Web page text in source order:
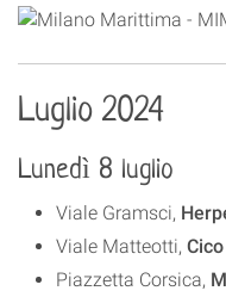
Luglio 2024
Lunedì 8 luglio
Viale Gramsci,
Viale Matteotti,
Piazzetta Corsica,